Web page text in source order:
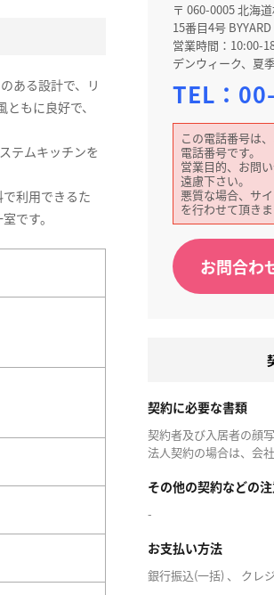
〒 060-0005 北海
15番目4号 BYYARD
営業時間：10:00-
デンウィーク、夏
TEL：
この電話番号は
電話番号です。
営業目的、お問
遠慮下さい。
悪質な場合、サ
を行わせて頂きま
お問合わ
契約に必要な書類
契約者及び入居者の顔
法人契約の場合は、会
その他の契約などの
-
お支払い方法
銀行振込(一括) 、 クレ
ある設計で、リ
もに良好で、
テムキッチンを
利用できるた
です。